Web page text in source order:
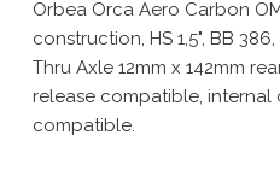
Orbea Orca Aero Carbon
construction, HS 1,5", BB
Thru Axle 12mm x 142mm
release compatible,
compatible.